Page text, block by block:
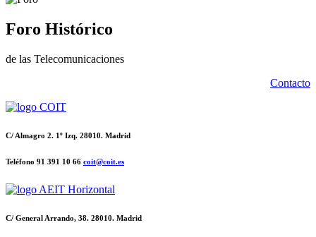
Foro Histórico
de las Telecomunicaciones
Contacto
C/ Almagro 2. 1º Izq. 28010. Madrid
Teléfono 91 391 10 66 coit@coit.es
C/ General Arrando, 38. 28010. Madrid